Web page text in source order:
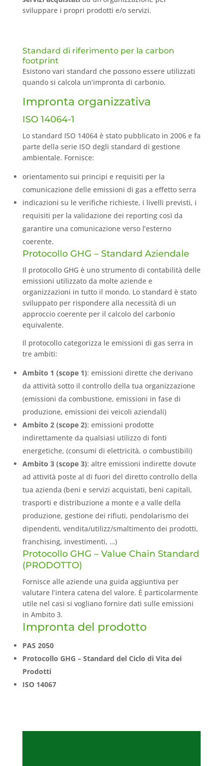
sviluppare i propri prodotti e/o servizi.
Standard di riferimento per la carbon
footprint
Esistono vari standard che possono essere utilizzati
quando si calcola un’impronta di carbonio.
Impronta organizzativa
ISO 14064-1
Lo standard ISO 14064 è stato pubblicato in 2006 e fa
parte della serie ISO degli standard di gestione
ambientale. Fornisce:
orientamento sui principi e requisiti per la
comunicazione delle emissioni di gas a effetto serra
indicazioni su le verifiche richieste, i livelli previsti, i
requisiti per la validazione dei reporting così da
garantire una comunicazione verso l’esterno
coerente.
Protocollo GHG – Standard Aziendale
Il protocollo GHG è uno strumento di contabilità delle
emissioni utilizzato da molte aziende e
organizzazioni in tutto il mondo. Lo standard è stato
sviluppato per rispondere alla necessità di un
approccio coerente per il calcolo del carbonio
equivalente.
Il protocollo categorizza le emissioni di gas serra in
tre ambiti:
Ambito 1 (scope 1): emissioni dirette che derivano
da attività sotto il controllo della tua organizzazione
(emissioni da combustione, emissioni in fase di
produzione, emissioni dei veicoli aziendali)
Ambito 2 (scope 2): emissioni prodotte
indirettamente da qualsiasi utilizzo di fonti
energetiche, (consumi di elettricità, o combustibili)
Ambito 3 (scope 3): altre emissioni indirette dovute
ad attività poste al di fuori del diretto controllo della
tua azienda (beni e servizi acquistati, beni capitali,
trasporti e distribuzione a monte e a valle della
produzione, gestione dei rifiuti, pendolarismo dei
dipendenti, vendita/utilizz/smaltimento dei prodotti,
franchising, investimenti, …)
Protocollo GHG – Value Chain Standard
(PRODOTTO)
Fornisce alle aziende una guida aggiuntiva per
valutare l’intera catena del valore. È particolarmente
utile nel casi si vogliano fornire dati sulle emissioni
in Ambito 3.
Impronta del prodotto
PAS 2050
Protocollo GHG – Standard del Ciclo di Vita dei
Prodotti
ISO 14067